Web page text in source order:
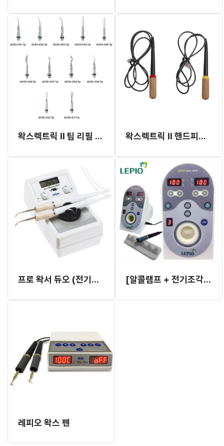
왁스렉트릭 II 팁 리필 (Renfert) 왁스렉트릭 II 핸드피스 (Renfert)
프로 왁서 듀오 (전기조각도) [알콜램프 + 전기조각도] 레피오 왁스 맨
레피오 왁스 펜